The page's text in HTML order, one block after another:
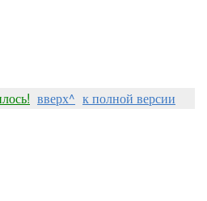
вверх^ к полной версии